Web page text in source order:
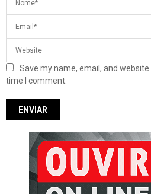
Save my name, email, and
time I comment.